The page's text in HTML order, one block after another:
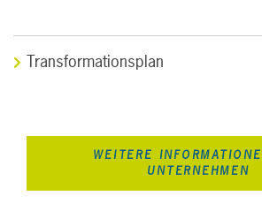
Transformationsplan
WEITERE
UNTERNEHMEN